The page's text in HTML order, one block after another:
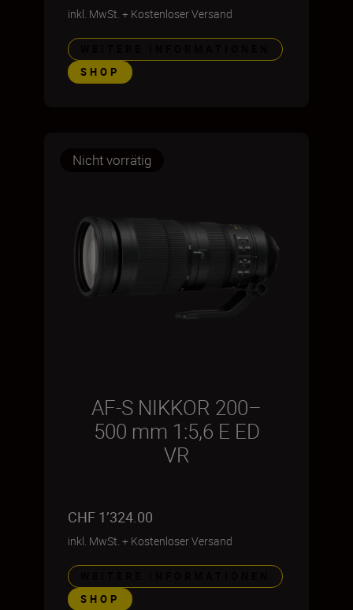
inkl. MwSt. + Kostenloser Versand
SHOP
Nicht vorrätig
AF-S NIKKOR 200–
500 mm 1:5,6 E ED
VR
CHF 1’324.00
inkl. MwSt. + Kostenloser Versand
SHOP